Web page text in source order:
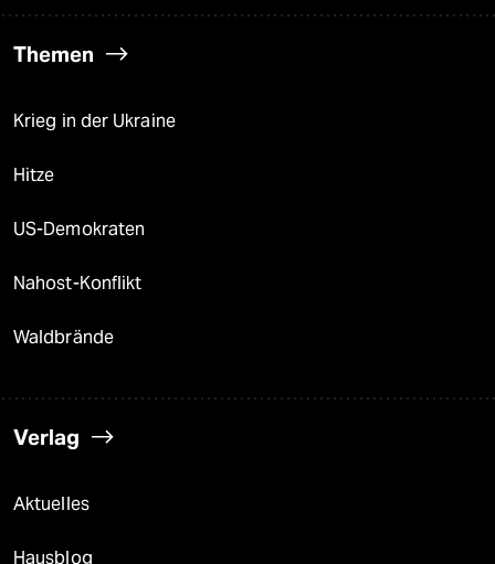
Themen
Krieg in der Ukraine
Hitze
US-Demokraten
Nahost-Konflikt
Waldbrände
Verlag
Aktuelles
Hausblog